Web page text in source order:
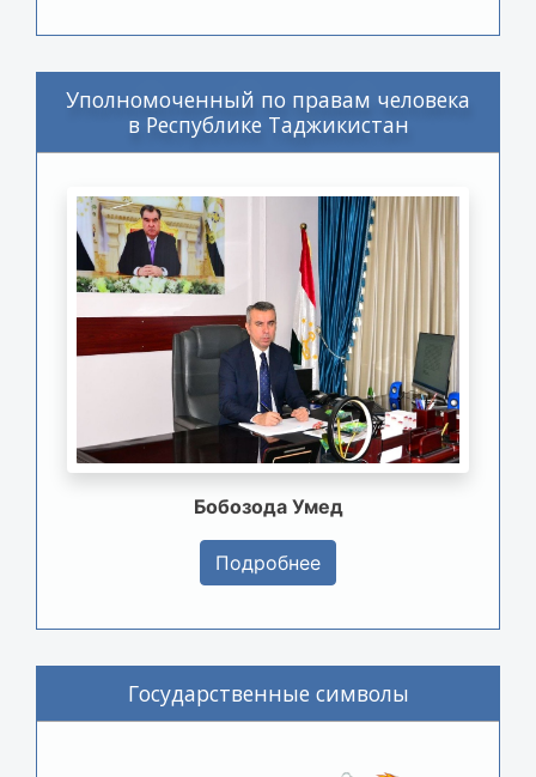
Уполномоченный по правам человека
в Республике Таджикистан
Бобозода Умед
Подробнее
Государственные символы